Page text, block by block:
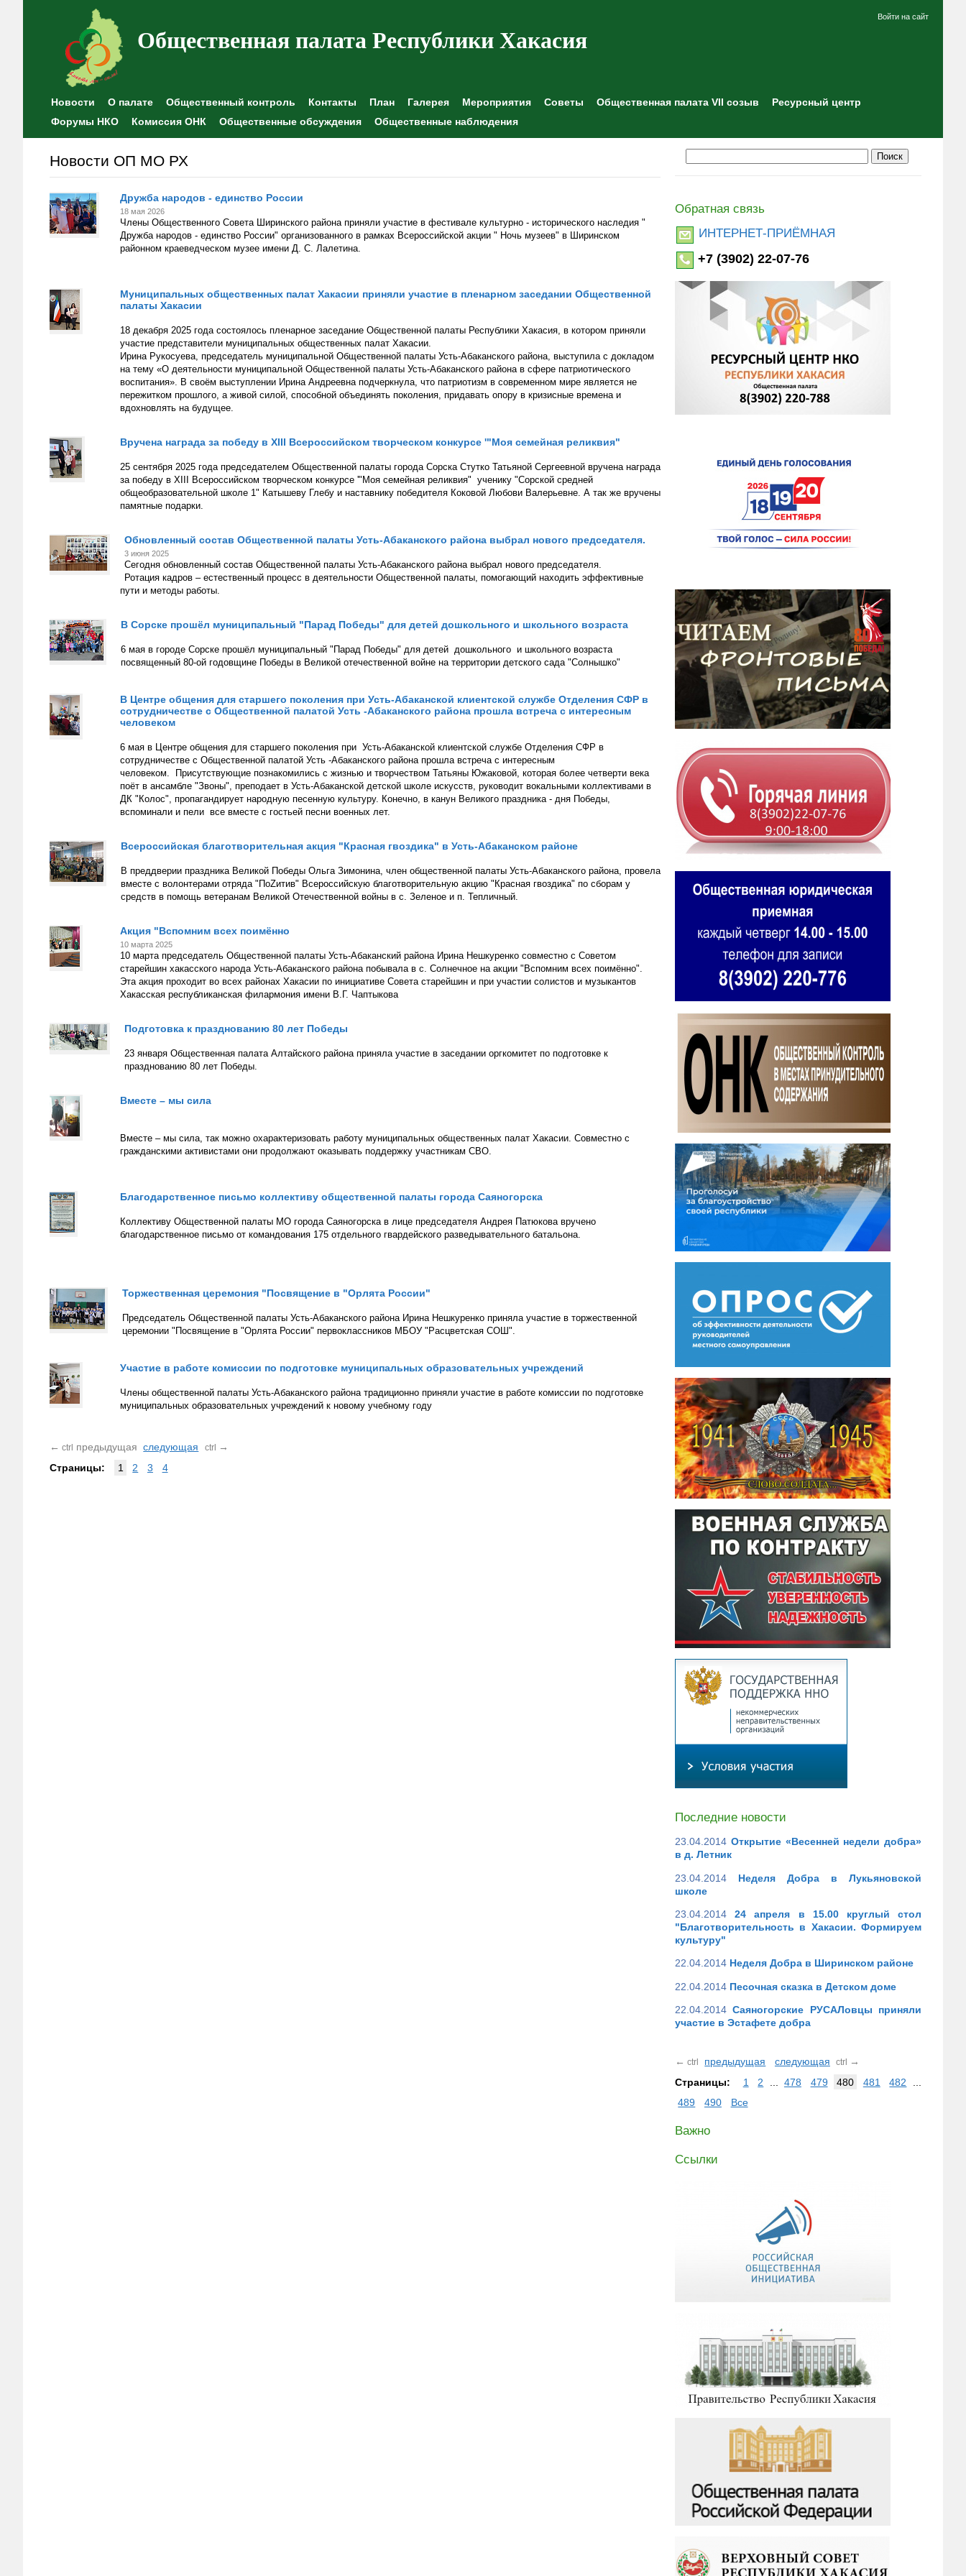
Общественная палата Республики Хакасия
Войти на сайт
Новости О палате Общественный контроль Контакты План Галерея Мероприятия Советы Общественная палата VII созыв
Ресурсный центр
Форумы НКО
Комиссия ОНК Общественные обсуждения Общественные наблюдения
Новости ОП МО РХ
Дружба народов - единство России
18 мая 2026
Члены Общественного Совета Ширинского района приняли участие в фестивале культурно - исторического наследия "
Дружба народов - единство России" организованного в рамках Всероссийской акции " Ночь музеев" в Ширинском
районном краеведческом музее имени Д. С. Лалетина.
Муниципальных общественных палат Хакасии приняли участие в пленарном заседании Общественной
палаты Хакасии
18 декабря 2025 года состоялось пленарное заседание Общественной палаты Республики Хакасия, в котором приняли
участие представители муниципальных общественных палат Хакасии.
Ирина Рукосуева, председатель муниципальной Общественной палаты Усть-Абаканского района, выступила с докладом
на тему «О деятельности муниципальной Общественной палаты Усть-Абаканского района в сфере патриотического
воспитания». В своём выступлении Ирина Андреевна подчеркнула, что патриотизм в современном мире является не
пережитком прошлого, а живой силой, способной объединять поколения, придавать опору в кризисные времена и
вдохновлять на будущее.
Вручена награда за победу в XIII Всероссийском творческом конкурсе '"Моя семейная реликвия"
25 сентября 2025 года председателем Общественной палаты города Сорска Стутко Татьяной Сергеевной вручена награда
за победу в XIII Всероссийском творческом конкурсе '"Моя семейная реликвия" ученику "Сорской средней
общеобразовательной школе 1" Катышеву Глебу и наставнику победителя Коковой Любови Валерьевне. А так же вручены
памятные подарки.
Обновленный состав Общественной палаты Усть-Абаканского района выбрал нового председателя.
3 июня 2025
Сегодня обновленный состав Общественной палаты Усть-Абаканского района выбрал нового председателя.
Ротация кадров – естественный процесс в деятельности Общественной палаты, помогающий находить эффективные
пути и методы работы.
В Сорске прошёл муниципальный "Парад Победы" для детей дошкольного и школьного возраста
6 мая в городе Сорске прошёл муниципальный "Парад Победы" для детей дошкольного и школьного возраста
посвященный 80-ой годовщине Победы в Великой отечественной войне на территории детского сада "Солнышко"
В Центре общения для старшего поколения при Усть-Абаканской клиентской службе Отделения СФР в
сотрудничестве с Общественной палатой Усть -Абаканского района прошла встреча с интересным
человеком
6 мая в Центре общения для старшего поколения при Усть-Абаканской клиентской службе Отделения СФР в
сотрудничестве с Общественной палатой Усть -Абаканского района прошла встреча с интересным
человеком. Присутствующие познакомились с жизнью и творчеством Татьяны Южаковой, которая более четверти века
поёт в ансамбле "Звоны", преподает в Усть-Абаканской детской школе искусств, руководит вокальными коллективами в
ДК "Колос", пропагандирует народную песенную культуру. Конечно, в канун Великого праздника - дня Победы,
вспоминали и пели все вместе с гостьей песни военных лет.
Всероссийская благотворительная акция "Красная гвоздика" в Усть-Абаканском районе
В преддверии праздника Великой Победы Ольга Зимонина, член общественной палаты Усть-Абаканского района, провела
вместе с волонтерами отряда "ПоZитив" Всероссийскую благотворительную акцию "Красная гвоздика" по сборам у
средств в помощь ветеранам Великой Отечественной войны в с. Зеленое и п. Тепличный.
Акция "Вспомним всех поимённо
10 марта 2025
10 марта председатель Общественной палаты Усть-Абаканский района Ирина Нешкуренко совместно с Советом
старейшин хакасского народа Усть-Абаканского района побывала в с. Солнечное на акции "Вспомним всех поимённо".
Эта акция проходит во всех районах Хакасии по инициативе Совета старейшин и при участии солистов и музыкантов
Хакасская республиканская филармония имени В.Г. Чаптыкова
Подготовка к празднованию 80 лет Победы
23 января Общественная палата Алтайского района приняла участие в заседании оргкомитет по подготовке к
празднованию 80 лет Победы.
Вместе – мы сила
Вместе – мы сила, так можно охарактеризовать работу муниципальных общественных палат Хакасии. Совместно с
гражданскими активистами они продолжают оказывать поддержку участникам СВО.
Благодарственное письмо коллективу общественной палаты города Саяногорска
Коллективу Общественной палаты МО города Саяногорска в лице председателя Андрея Патюкова вручено
благодарственное письмо от командования 175 отдельного гвардейского разведывательного батальона.
Торжественная церемония "Посвящение в "Орлята России"
Председатель Общественной палаты Усть-Абаканского района Ирина Нешкуренко приняла участие в торжественной
церемонии "Посвящение в "Орлята России" первоклассников МБОУ "Расцветская СОШ".
Участие в работе комиссии по подготовке муниципальных образовательных учреждений
Члены общественной палаты Усть-Абаканского района традиционно приняли участие в работе комиссии по подготовке
муниципальных образовательных учреждений к новому учебному году
← ctrl предыдущая следующая ctrl
→
Страницы:
1 2 3 4
Обратная связь
ИНТЕРНЕТ-ПРИЁМНАЯ
+7 (3902) 22-07-76
Последние новости
23.04.2014 Открытие «Весенней недели добра»
в д. Летник
23.04.2014
Неделя Добра в Лукьяновской
школе
23.04.2014
24 апреля в 15.00 круглый стол
"Благотворительность в Хакасии. Формируем
культуру"
22.04.2014 Неделя Добра в Ширинском районе
22.04.2014 Песочная сказка в Детском доме
22.04.2014 Саяногорские РУСАЛовцы приняли
участие в Эстафете добра
← ctrl предыдущая следующая ctrl →
Страницы:
1 2 478 479 480 481 482
489
490 Все
Важно
Ссылки